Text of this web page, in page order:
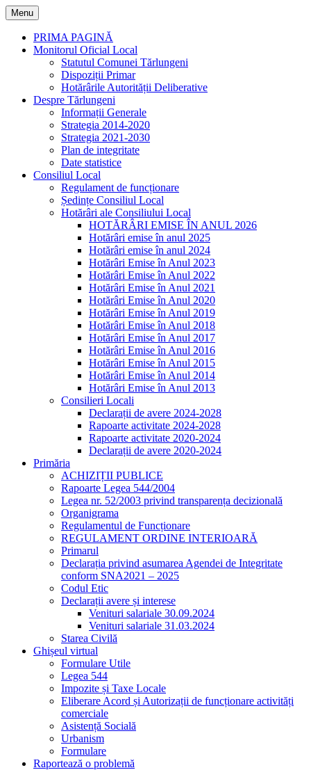
Skip
to
content
Menu
PRIMA PAGINĂ
Monitorul Oficial Local
Statutul Comunei Tărlungeni
Dispoziții Primar
Hotărârile Autorității Deliberative
Despre Tărlungeni
Informații Generale
Strategia 2014-2020
Strategia 2021-2030
Plan de integritate
Date statistice
Consiliul Local
Regulament de funcționare
Ședințe Consiliul Local
Hotărâri ale Consiliului Local
HOTĂRÂRI EMISE ÎN ANUL 2026
Hotărâri emise în anul 2025
Hotărâri emise în anul 2024
Hotărâri Emise în Anul 2023
Hotărâri Emise în Anul 2022
Hotărâri Emise în Anul 2021
Hotărâri Emise în Anul 2020
Hotărâri Emise în Anul 2019
Hotărâri Emise în Anul 2018
Hotărâri Emise în Anul 2017
Hotărâri Emise în Anul 2016
Hotărâri Emise în Anul 2015
Hotărâri Emise în Anul 2014
Hotărâri Emise în Anul 2013
Consilieri Locali
Declarații de avere 2024-2028
Rapoarte activitate 2024-2028
Rapoarte activitate 2020-2024
Declarații de avere 2020-2024
Primăria
ACHIZIȚII PUBLICE
Rapoarte Legea 544/2004
Legea nr. 52/2003 privind transparența decizională
Organigrama
Regulamentul de Funcționare
REGULAMENT ORDINE INTERIOARĂ
Primarul
Declarația privind asumarea Agendei de Integritate
conform SNA2021 – 2025
Codul Etic
Declarații avere și interese
Venituri salariale 30.09.2024
Venituri salariale 31.03.2024
Starea Civilă
Ghișeul virtual
Formulare Utile
Legea 544
Impozite și Taxe Locale
Eliberare Acord și Autorizații de funcționare activități
comerciale
Asistență Socială
Urbanism
Formulare
Raportează o problemă